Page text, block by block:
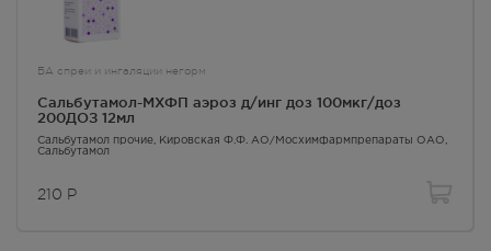
наблюдалось развитие лактатацидоза, поэтому при
передозировке может быть показан контроль
(особенно при сохранении или ухудшении тахипноэ,
несмотря на устранение других признаков
бронхоспазма, таких как свистящее дыхание).
БА спреи и ингаляции негорм
Сальбутамол-МХФП аэроз д/инг доз 100мкг/доз
200ДОЗ 12мл
Сальбутамол прочие, Кировская Ф.Ф. АО/Мосхимфармпрепараты ОАО,
Сальбутамол
210 Р